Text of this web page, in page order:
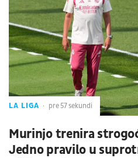
LA LIGA pre 57 sekundi
Murinjo trenira
Jedno pravilo u